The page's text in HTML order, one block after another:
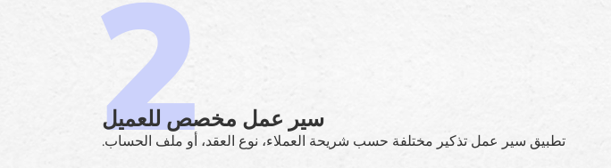
سير عمل مخصص للعميل
تطبيق سير عمل تذكير مختلفة حسب شريحة العملاء، نوع العقد، أو ملف الحساب.